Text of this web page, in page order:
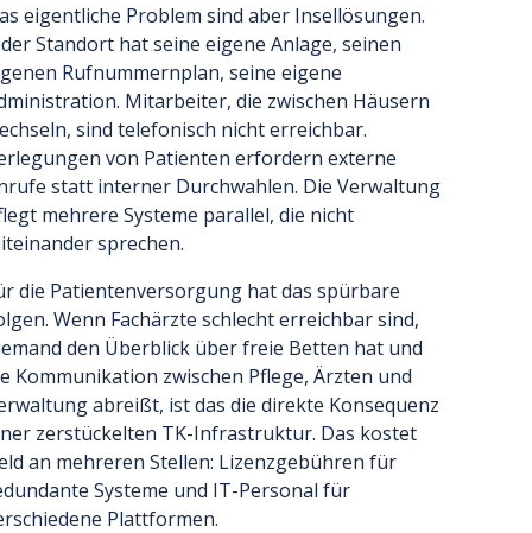
eigentliche Problem sind aber Insellösungen.
Standort hat seine eigene Anlage, seinen
Rufnummernplan, seine eigene
Mitarbeiter, die zwischen Häusern
sind telefonisch nicht erreichbar.
von Patienten erfordern externe
statt interner Durchwahlen. Die Verwaltung
mehrere Systeme parallel, die nicht
sprechen.
die Patientenversorgung hat das spürbare
Wenn Fachärzte schlecht erreichbar sind,
den Überblick über freie Betten hat und
Kommunikation zwischen Pflege, Ärzten und
abreißt, ist das die direkte Konsequenz
zerstückelten TK-Infrastruktur. Das kostet
an mehreren Stellen: Lizenzgebühren für
Systeme und IT-Personal für
Plattformen.